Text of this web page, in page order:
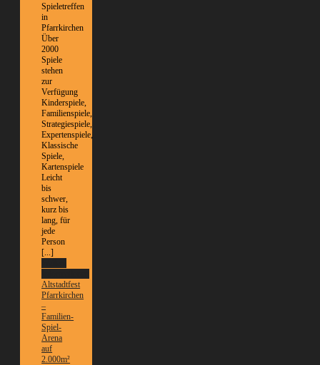
Spieletreffen
in
Pfarrkirchen
Über
2000
Spiele
stehen
zur
Verfügung
Kinderspiele,
Familienspiele,
Strategiespiele,
Expertenspiele,
Klassische
Spiele,
Kartenspiele
Leicht
bis
schwer,
kurz bis
lang, für
jede
Person
[...]
Altstadtfest
Pfarrkirchen
–
Familien-
Spiel-
Arena
auf
2.000m²